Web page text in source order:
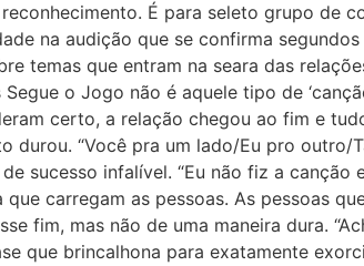
É para seleto grupo de
na audição que se confirma
temas que entram na seara das
o Jogo não é aquele tipo de
certo, a relação chegou ao fim e
durou. “Você pra um lado/Eu pro outro/
sucesso infalível. “Eu não fiz a canção
carregam as pessoas. As pessoas
fim, mas não de uma maneira dura.
que brincalhona para exatamente